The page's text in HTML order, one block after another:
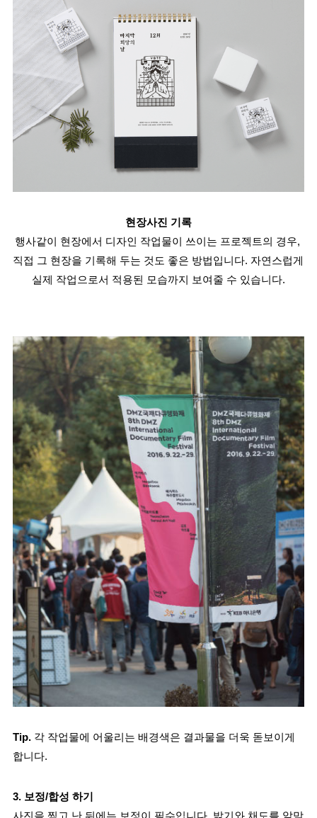
현장사진 기록
행사같이 현장에서 디자인 작업물이 쓰이는 프로젝트의 경우,
직접 그 현장을 기록해 두는 것도 좋은 방법입니다. 자연스럽게
실제 작업으로서 적용된 모습까지 보여줄 수 있습니다.
Tip. 각 작업물에 어울리는 배경색은 결과물을 더욱 돋보이게
합니다.
3. 보정/합성 하기